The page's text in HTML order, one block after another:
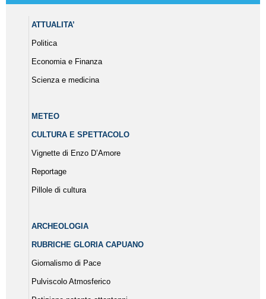
ATTUALITA’
Politica
Economia e Finanza
Scienza e medicina
METEO
CULTURA E SPETTACOLO
Vignette di Enzo D’Amore
Reportage
Pillole di cultura
ARCHEOLOGIA
RUBRICHE GLORIA CAPUANO
Giornalismo di Pace
Pulviscolo Atmosferico